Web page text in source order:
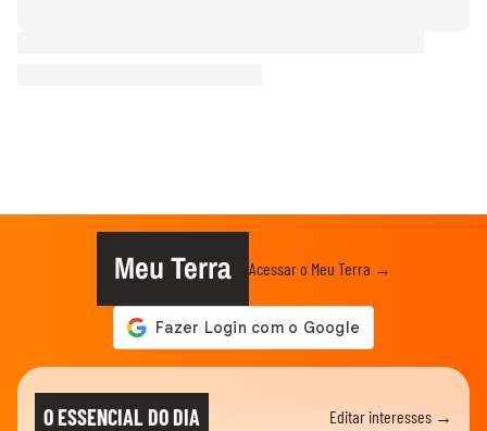
Meu Terra Acessar o Meu Terra →
O ESSENCIAL DO DIA Editar interesses →